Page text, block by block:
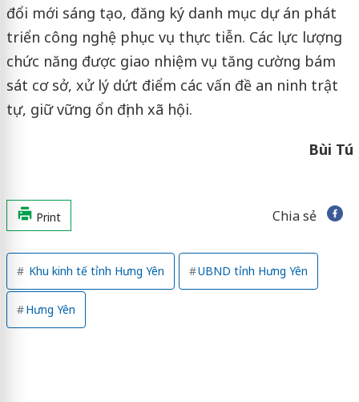
đổi mới sáng tạo, đăng ký danh mục dự án phát
triển công nghệ phục vụ thực tiễn. Các lực lượng
chức năng được giao nhiệm vụ tăng cường bám
sát cơ sở, xử lý dứt điểm các vấn đề an ninh trật
tự, giữ vững ổn định xã hội.
Bùi Tú
Print Chia sẻ
Khu kinh tế tỉnh Hưng Yên UBND tỉnh Hưng Yên
Hưng Yên